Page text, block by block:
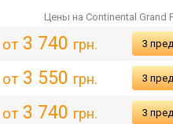
Цены на Continental Grand
от3 740 грн. 3
от3 550 грн. 3
от3 740 грн. 3